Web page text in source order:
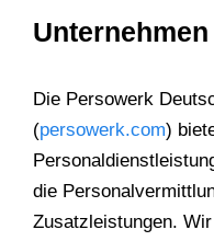
Unternehmen
Die Persowerk
(persowerk.com)
die
Zusatzleistungen.